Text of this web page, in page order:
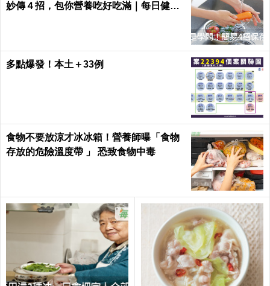
妙傳４招，包你營養吃好吃滿｜每日健康
多點爆發！本土＋33例
食物不要放涼才冰冰箱！營養師曝「食物
存放的危險溫度帶 」 恐致食物中毒